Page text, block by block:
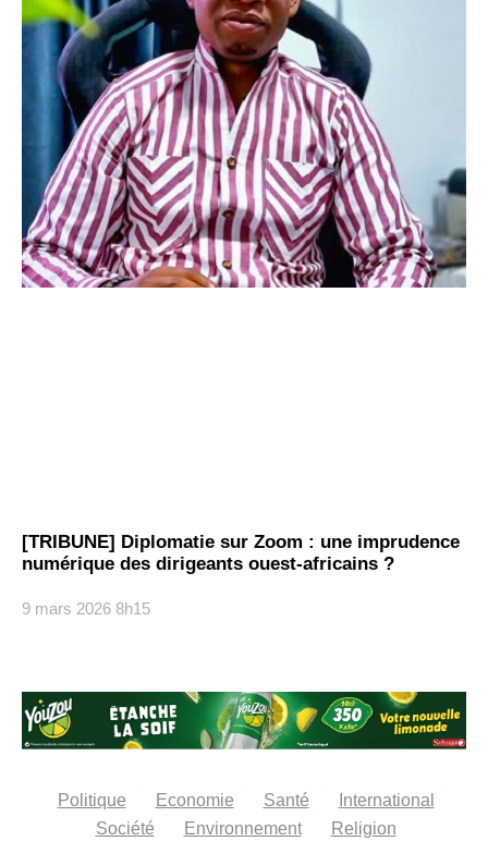
[TRIBUNE] Diplomatie sur Zoom : une imprudence
numérique des dirigeants ouest-africains ?
9 mars 2026 8h15
Politique Economie Santé
International
Société
Environnement Religion